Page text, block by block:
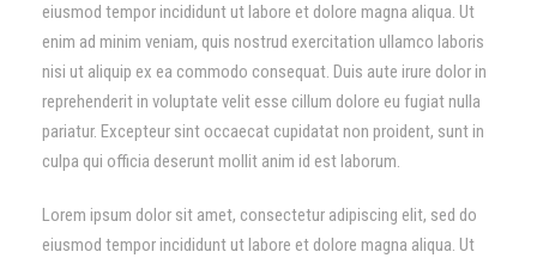
eiusmod tempor incididunt ut labore et dolore magna aliqua. Ut
enim ad minim veniam, quis nostrud exercitation ullamco laboris
nisi ut aliquip ex ea commodo consequat. Duis aute irure dolor in
reprehenderit in voluptate velit esse cillum dolore eu fugiat nulla
pariatur. Excepteur sint occaecat cupidatat non proident, sunt in
culpa qui officia deserunt mollit anim id est laborum.
Lorem ipsum dolor sit amet, consectetur adipiscing elit, sed do
eiusmod tempor incididunt ut labore et dolore magna aliqua. Ut